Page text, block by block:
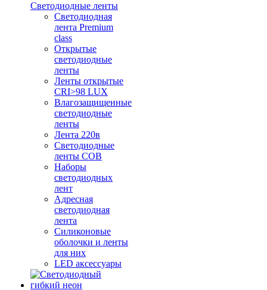
Светодиодные ленты
Светодиодная
лента Premium
class
Открытые
светодиодные
ленты
Ленты открытые
CRI>98 LUX
Влагозащищенные
светодиодные
ленты
Лента 220в
Светодиодные
ленты COB
Наборы
светодиодных
лент
Адресная
светодиодная
лента
Силиконовые
оболочки и ленты
для них
LED аксессуары